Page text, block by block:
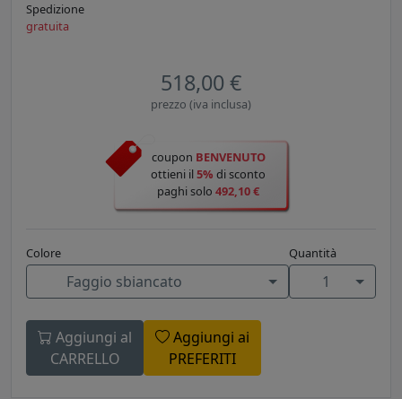
Spedizione
gratuita
518,00 €
prezzo (iva inclusa)
coupon BENVENUTO
ottieni il5% di sconto
paghi solo 492,10 €
Colore
Faggio sbiancato
Quantità
1
Aggiungi al
CARRELLO
Aggiungi ai
PREFERITI